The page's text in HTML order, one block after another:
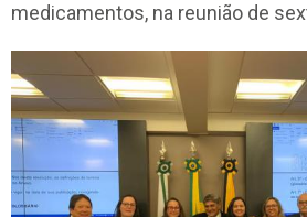
medicamentos, na reunião de